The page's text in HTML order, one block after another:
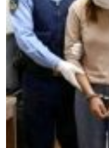
अविरल वर्षाले
पर्यटकीय स्थल